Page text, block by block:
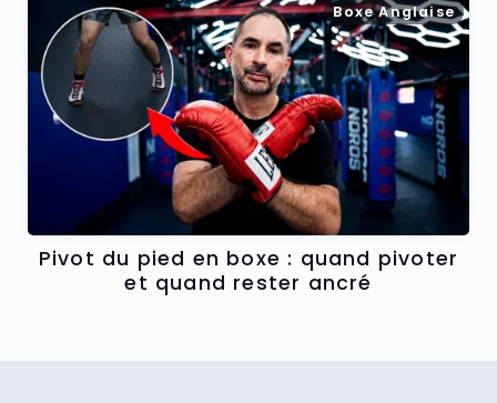
Boxe Anglaise
Pivot du pied en boxe : quand pivoter
et quand rester ancré